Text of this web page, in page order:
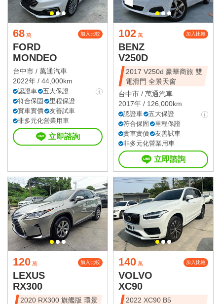
68 萬 加入比較
FORD
MONDEO
台中市 / 萬通汽車
2022年 / 44,000km
認證車
五大保證
符合保固
里程保證
實車實價
友善試車
非多元化營業用車
立即諮詢
102 萬 加入比較
BENZ
V250D
2017 V250d 豪華商旅 雙
電滑門 全景天窗
台中市 / 萬通汽車
2017年 / 126,000km
認證車
五大保證
符合保固
里程保證
實車實價
友善試車
非多元化營業用車
立即諮詢
120 萬 加入比較
LEXUS
RX300
2020 RX300 旗艦版 環景
140 萬 加入比較
VOLVO
XC90
2022 XC90 B5